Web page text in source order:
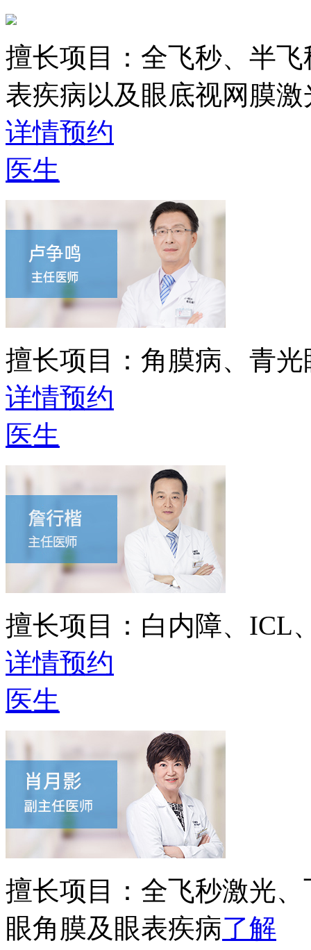
擅长项目： 全飞秒、半
表疾病以及眼底视网膜激
详情预约
医生
擅长项目： 角膜病、青
详情预约
医生
擅长项目： 白内障、ICL
详情预约
医生
擅长项目： 全飞秒激光
眼角膜及眼表疾病了解